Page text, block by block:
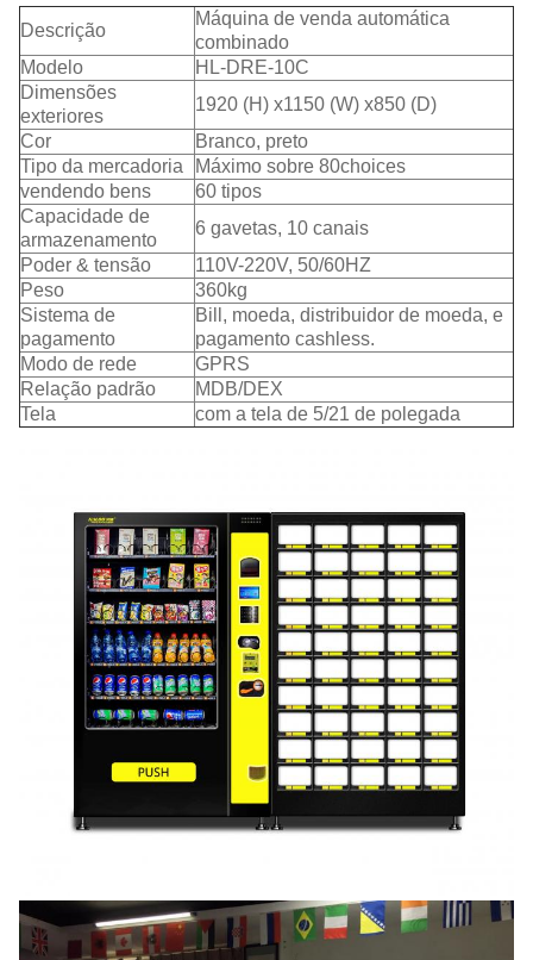
Descrição
Máquina de venda automática
combinado
Modelo
HL-DRE-10C
Dimensões
exteriores
1920 (H) x1150 (W) x850 (D)
Cor
Branco, preto
Tipo da mercadoria
Máximo sobre 80choices
vendendo bens
60 tipos
Capacidade de
armazenamento
6 gavetas, 10 canais
Poder & tensão
110V-220V, 50/60HZ
Peso
360kg
Sistema de
pagamento
Bill, moeda, distribuidor de moeda, e
pagamento cashless.
Modo de rede
GPRS
Relação padrão
MDB/DEX
Tela
com a tela de 5/21 de polegada